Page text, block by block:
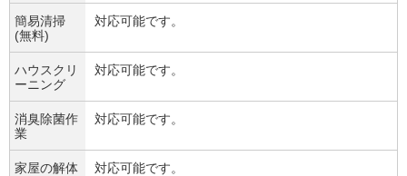
簡易清掃
(無料)
対応可能です。
ハウスクリ
ーニング
対応可能です。
消臭除菌作
業
対応可能です。
家屋の解体 対応可能です。